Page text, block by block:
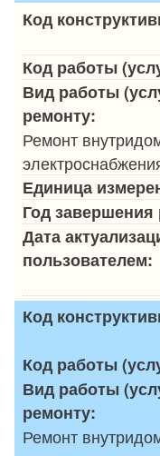
Код
Код работы
Вид работы
ремонту:
Ремонт
Единица
Год завершения
Дата
пользователем:
Код
Код работы
Вид работы
ремонту:
Ремонт